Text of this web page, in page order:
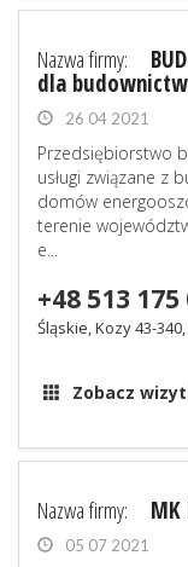
Nazwa firmy:
dla
26 04 2021
Przedsiębiorstwo
usługi związane z
domów
terenie
e...
+48 513 175
Śląskie, Kozy 43-
Zobacz
Nazwa firmy: MK
05 07 2021